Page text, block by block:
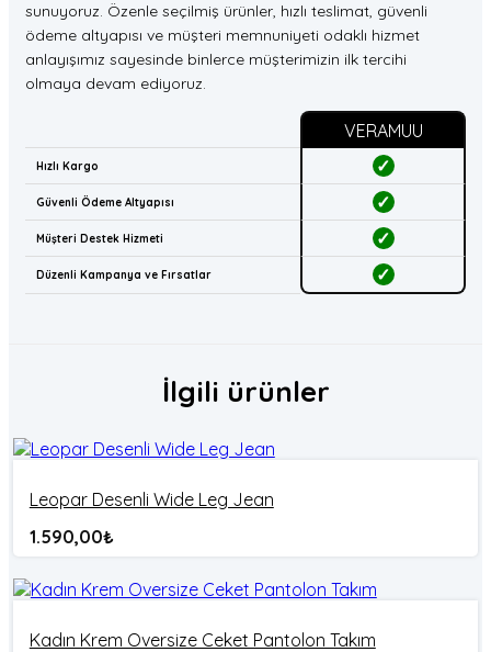
sunuyoruz. Özenle seçilmiş ürünler, hızlı teslimat, güvenli
ödeme altyapısı ve müşteri memnuniyeti odaklı hizmet
anlayışımız sayesinde binlerce müşterimizin ilk tercihi
olmaya devam ediyoruz.
VERAMUU
Hızlı Kargo ✓
Güvenli Ödeme Altyapısı ✓
Müşteri Destek Hizmeti ✓
Düzenli Kampanya ve Fırsatlar ✓
İlgili ürünler
Leopar Desenli Wide Leg Jean
1.590,00₺
Kadın Krem Oversize Ceket Pantolon Takım